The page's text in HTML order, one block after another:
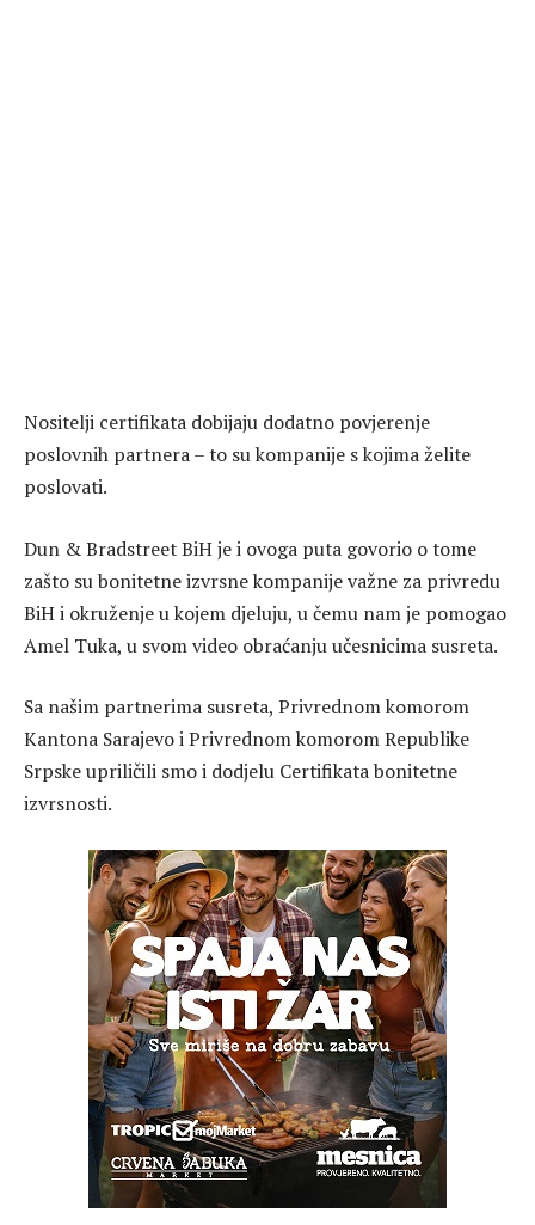
Nositelji certifikata dobijaju dodatno povjerenje
poslovnih partnera – to su kompanije s kojima želite
poslovati.
Dun & Bradstreet BiH je i ovoga puta govorio o tome
zašto su bonitetne izvrsne kompanije važne za privredu
BiH i okruženje u kojem djeluju, u čemu nam je pomogao
Amel Tuka, u svom video obraćanju učesnicima susreta.
Sa našim partnerima susreta, Privrednom komorom
Kantona Sarajevo i Privrednom komorom Republike
Srpske upriličili smo i dodjelu Certifikata bonitetne
izvrsnosti.